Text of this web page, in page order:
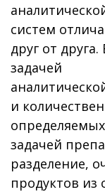
систем
друг от друга.
задачей
и
задачей
разделение,
продуктов из